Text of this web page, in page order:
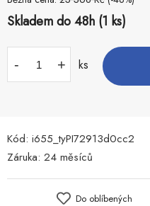
Skladem do 48h (1 ks)
- + ks
Kód: i655_tyPI72913d0cc2
Záruka: 24 měsíců
Do oblíbených